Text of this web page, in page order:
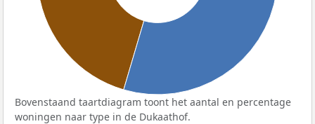
Bovenstaand taartdiagram toont het aantal en percentage
woningen naar type in de Dukaathof.